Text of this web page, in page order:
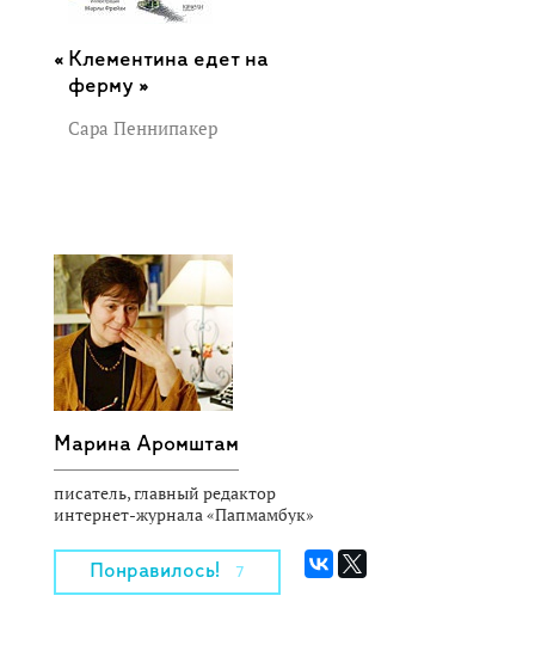
Клементина едет на
ферму »
Сара Пеннипакер
Марина Аромштам
писатель, главный редактор
интернет-журнала «Папмамбук»
Понравилось! 7